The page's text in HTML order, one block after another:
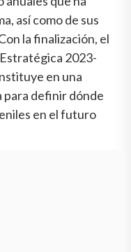
así como de sus
la finalización, el
2023-
en una
definir dónde
en el futuro